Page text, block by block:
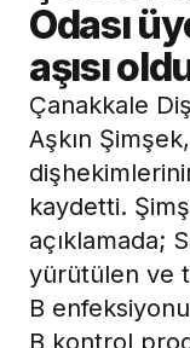
Odası
aşısı
Çanakkale
Aşkın
kaydetti.
açıklamada;
yürütülen ve
B